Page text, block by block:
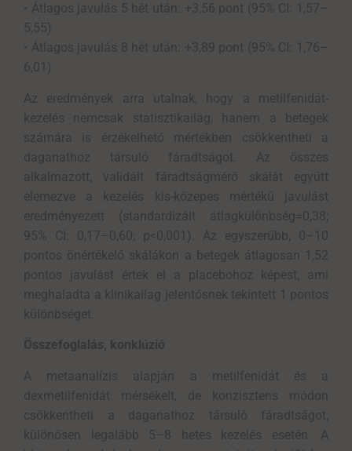
• Átlagos javulás 5 hét után: +3,56 pont (95% CI: 1,57–
5,55)
• Átlagos javulás 8 hét után: +3,89 pont (95% CI: 1,76–
6,01)
Az eredmények arra utalnak, hogy a metilfenidát-
kezelés nemcsak statisztikailag, hanem a betegek
számára is érzékelhető mértékben csökkentheti a
daganathoz társuló fáradtságot. Az összes
alkalmazott, validált fáradtságmérő skálát együtt
elemezve a kezelés kis-közepes mértékű javulást
eredményezett (standardizált átlagkülönbség=0,38;
95% CI: 0,17–0,60; p<0,001). Az egyszerűbb, 0–10
pontos önértékelő skálákon a betegek átlagosan 1,52
pontos javulást értek el a placebohoz képest, ami
meghaladta a klinikailag jelentősnek tekintett 1 pontos
különbséget.
Összefoglalás, konklúzió
A metaanalízis alapján a metilfenidát és a
dexmetilfenidát mérsékelt, de konzisztens módon
csökkentheti a daganathoz társuló fáradtságot,
különösen legalább 5–8 hetes kezelés esetén. A